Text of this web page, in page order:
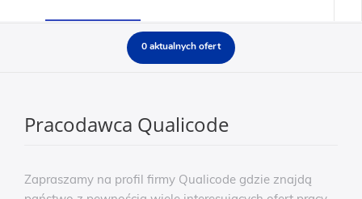
0 aktualnych ofert
Pracodawca Qualicode
Zapraszamy na profil firmy Qualicode gdzie znajdą